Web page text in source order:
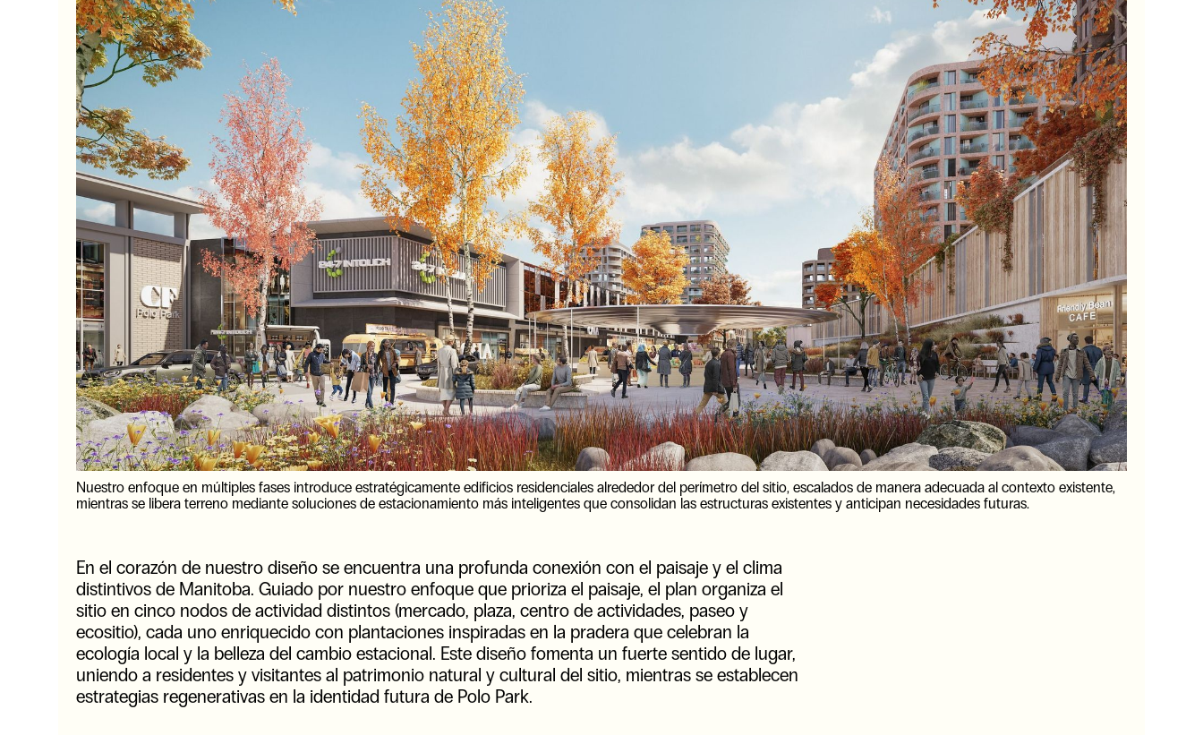
Nuestro enfoque en múltiples fases introduce estratégicamente edificios residenciales alrededor del perímetro del sitio, escalados de manera adecuada al contexto existente,
mientras se libera terreno mediante soluciones de estacionamiento más inteligentes que consolidan las estructuras existentes y anticipan necesidades futuras.
En el corazón de nuestro diseño se encuentra una profunda conexión con el paisaje y el clima
distintivos de Manitoba. Guiado por nuestro enfoque que prioriza el paisaje, el plan organiza el
sitio en cinco nodos de actividad distintos (mercado, plaza, centro de actividades, paseo y
ecositio), cada uno enriquecido con plantaciones inspiradas en la pradera que celebran la
ecología local y la belleza del cambio estacional. Este diseño fomenta un fuerte sentido de lugar,
uniendo a residentes y visitantes al patrimonio natural y cultural del sitio, mientras se establecen
estrategias regenerativas en la identidad futura de Polo Park.